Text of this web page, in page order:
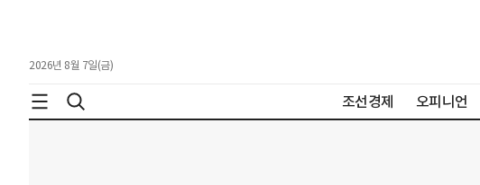
2026년 8월 7일(금)
조선경제 오피니언